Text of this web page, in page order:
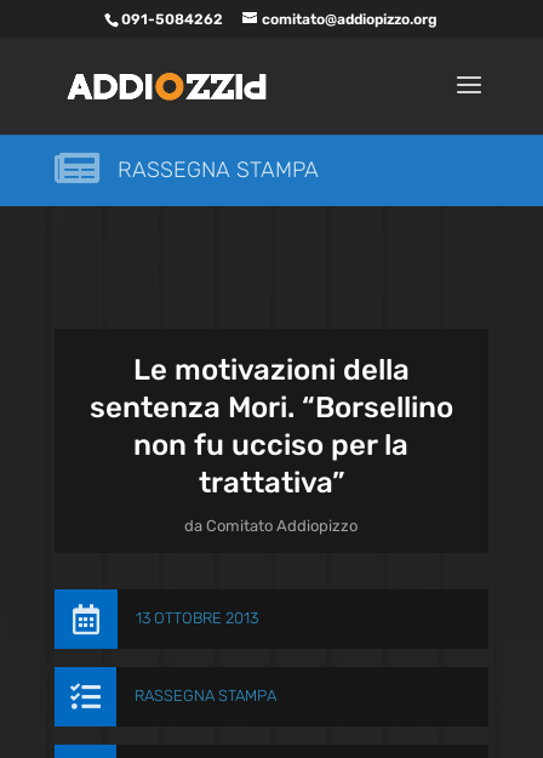
091-5084262 comitato@addiopizzo.org
 RASSEGNA STAMPA
Le motivazioni della
sentenza Mori. “Borsellino
non fu ucciso per la
trattativa”
daComitato Addiopizzo
 13 OTTOBRE 2013
 RASSEGNA STAMPA